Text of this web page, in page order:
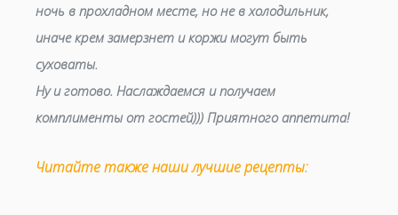
ночь в прохладном месте, но не в холодильник,
иначе крем замерзнет и коржи могут быть
суховаты.
Ну и готово. Наслаждаемся и получаем
комплименты от гостей))) Приятного аппетита!
Читайте также наши лучшие рецепты: